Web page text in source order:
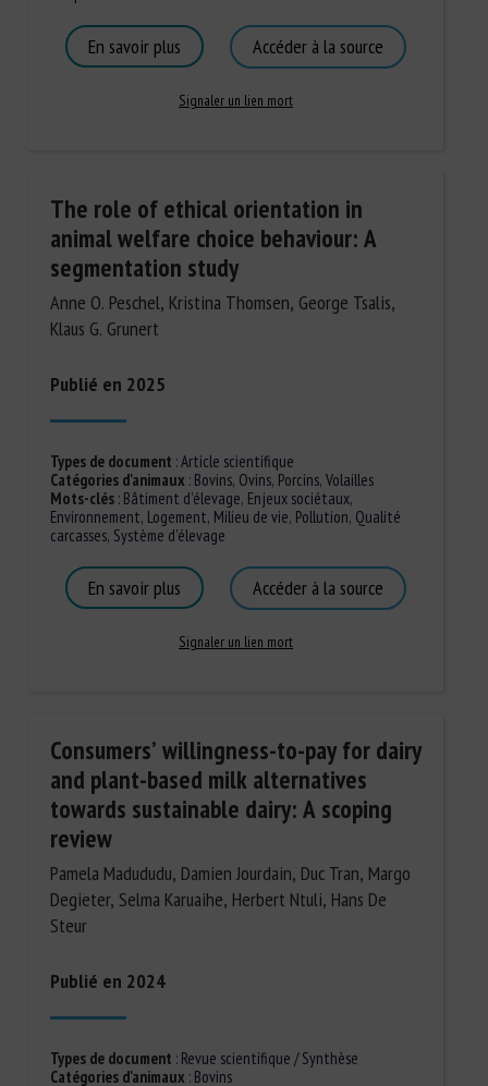
En savoir plus Accéder à la source
Signaler un lien mort
The role of ethical orientation in
animal welfare choice behaviour: A
segmentation study
Anne O. Peschel, Kristina Thomsen, George Tsalis,
Klaus G. Grunert
Publié en 2025
Types de document :Article scientifique
Catégories d'animaux : Bovins, Ovins, Porcins, Volailles
Mots-clés: Bâtiment d'élevage, Enjeux sociétaux,
Environnement, Logement, Milieu de vie, Pollution, Qualité
carcasses, Système d'élevage
En savoir plus Accéder à la source
Signaler un lien mort
Consumers’ willingness-to-pay for dairy
and plant-based milk alternatives
towards sustainable dairy: A scoping
review
Pamela Madududu, Damien Jourdain, Duc Tran, Margo
Degieter, Selma Karuaihe, Herbert Ntuli, Hans De
Steur
Publié en 2024
Types de document : Revue scientifique / Synthèse
Catégories d'animaux : Bovins